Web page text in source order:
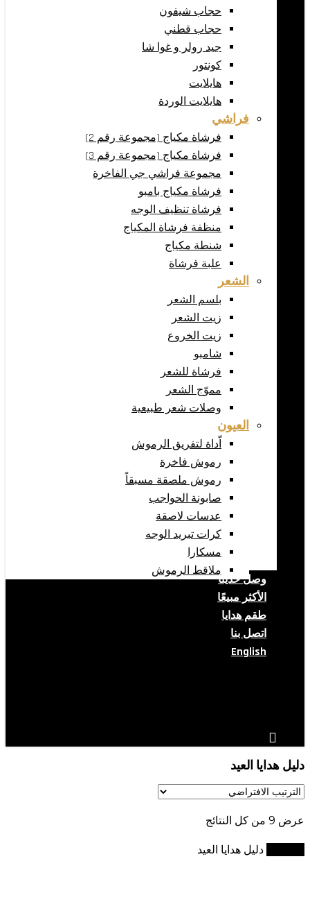
حجاب شيفون
حجاب قطني
جيد رولر و غوا شا
كونتور
هايلايت
هايلايت الوردة
فراشي
فرشاة مكياج (مجموعة رقم 2)
فرشاة مكياج (مجموعة رقم 3)
مجموعة فراشي جي الفاخرة
فرشاة مكياج بامبو
فرشاة تنظيف الوجه
منظفة فرشاة المكياج
شنطة مكياج
علبة فرشاة
الشعر
بلسم الشعر
زيت الشعر
زيت الخروع
شامبو
فرشاة للشعر
مموّج الشعر
وصلات شعر طبيعية
العيون
اّداة لتفريق الرموش
رموش فاخرة
رموش ملصقة مسبقاً
صابونة الحواجب
عدسات لاصقة
كرات تبريد الوجه
مسكارا
ملاقط الرموش
وصل حديثا
الأكثر مبيعًا
طقم هدايا
اتصل بنا
English
دليل هدايا العيد
عرض ⁦9⁩ من كل النتائج
دليل هدايا العيد